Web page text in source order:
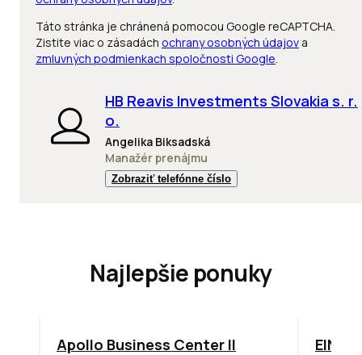
Táto stránka je chránená pomocou Google reCAPTCHA.
Zistite viac o zásadách ochrany osobných údajov a
zmluvných podmienkach spoločnosti Google.
HB Reavis Investments Slovakia s. r.
o.
Angelika Biksadská
Manažér prenájmu
Zobraziť telefónne číslo
Najlepšie ponuky
TOP NOVINKA ODPORÚČAME
Apollo Business Center II TOP